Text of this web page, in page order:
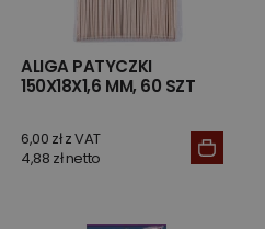
ALIGA PATYCZKI
150X18X1,6 MM, 60 SZT
6,00 zł z VAT
4,88 zł netto